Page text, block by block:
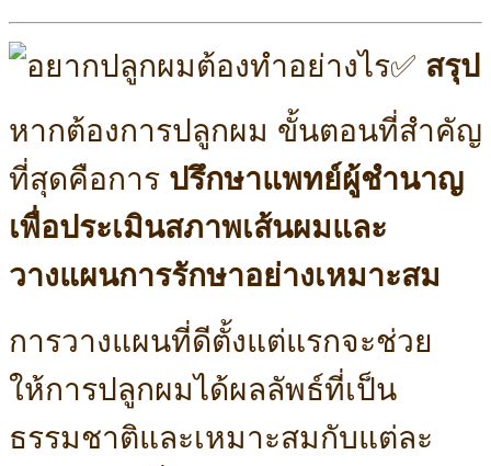
✅ สรุป
หากต้องการปลูกผม ขั้นตอนที่สำคัญ
ที่สุดคือการ ปรึกษาแพทย์ผู้ชำนาญ
เพื่อประเมินสภาพเส้นผมและ
วางแผนการรักษาอย่างเหมาะสม
การวางแผนที่ดีตั้งแต่แรกจะช่วย
ให้การปลูกผมได้ผลลัพธ์ที่เป็น
ธรรมชาติและเหมาะสมกับแต่ละ